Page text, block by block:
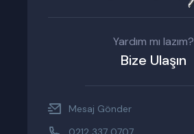
Yardım mı lazım?
Bize Ulaşın
Mesaj Gönder